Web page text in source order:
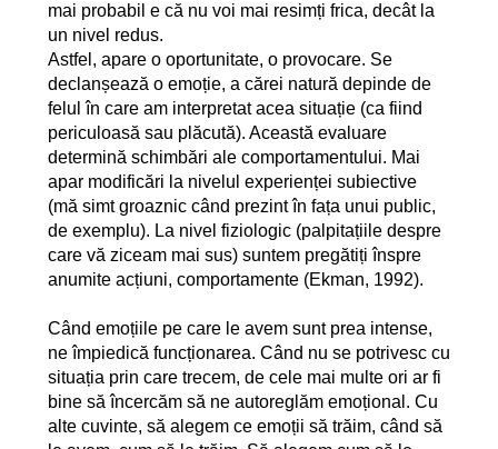
mai probabil e că nu voi mai resimți frica, decât la
un nivel redus.
Astfel, apare o oportunitate, o provocare. Se
declanșează o emoție, a cărei natură depinde de
felul în care am interpretat acea situație (ca fiind
periculoasă sau plăcută). Această evaluare
determină schimbări ale comportamentului. Mai
apar modificări la nivelul experienței subiective
(mă simt groaznic când prezint în fața unui public,
de exemplu). La nivel fiziologic (palpitațiile despre
care vă ziceam mai sus) suntem pregătiți înspre
anumite acțiuni, comportamente (Ekman, 1992).
Când emoțiile pe care le avem sunt prea intense,
ne împiedică funcționarea. Când nu se potrivesc cu
situația prin care trecem, de cele mai multe ori ar fi
bine să încercăm să ne autoreglăm emoțional. Cu
alte cuvinte, să alegem ce emoții să trăim, când să